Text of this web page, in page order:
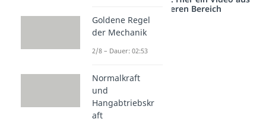
einem anderen Bereich
Goldene Regel
der Mechanik
2/8 – Dauer: 02:53
Normalkraft
und
Hangabtriebskr
aft